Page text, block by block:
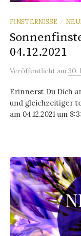
FINSTERNISSE /
04.12.2021
Veröffentlicht am 30.
Erinnerst Du Dich
und gleichzeitiger
am 04.12.2021 um